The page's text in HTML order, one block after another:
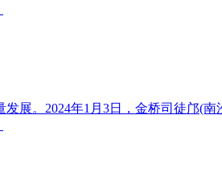
展。2024年1月3日，金桥司徒邝(